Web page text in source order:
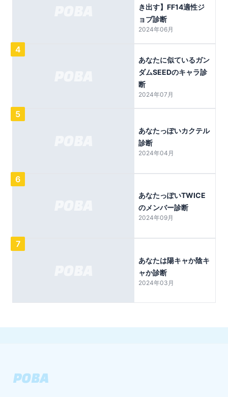
き出す】FF14適性ジ
ョブ診断
2024年06月
4
あなたに似ているガン
ダムSEEDのキャラ診
断
2024年07月
5
あなたっぽいカクテル
診断
2024年04月
6
あなたっぽいTWICE
のメンバー診断
2024年09月
7
あなたは陽キャか陰キ
ャか診断
2024年03月